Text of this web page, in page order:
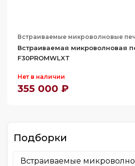
54.8
55
56.4
56.6
62
Встраиваемые микроволновые
Встраиваемая микроволновая
F30PROMWLXT
Нет в наличии
355 000 ₽
Подборки
Встраиваемые